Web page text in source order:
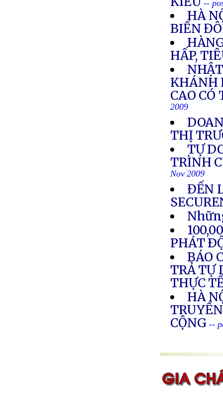
--
HÀ
BIỂN
HẤP,
KHÁNH
CAO
2009
THỊ
TỰ
TRÌNH
Nov 2009
ĐẾN
PHÁT
BÁO
TRẢ TỰ
THỰC
HÀ
CỘNG--